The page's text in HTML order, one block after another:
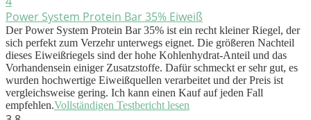
Power System Protein Bar 35% Eiweiß
Der Power System Protein Bar 35% ist ein recht kleiner Riegel, der
sich perfekt zum Verzehr unterwegs eignet. Die größeren Nachteil
dieses Eiweißriegels sind der hohe Kohlenhydrat-Anteil und das
Vorhandensein einiger Zusatzstoffe. Dafür schmeckt er sehr gut, es
wurden hochwertige Eiweißquellen verarbeitet und der Preis ist
vergleichsweise gering. Ich kann einen Kauf auf jeden Fall
empfehlen.Vollständigen Testbericht lesen